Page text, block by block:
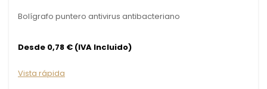
Bolígrafo puntero antivirus antibacteriano
Desde 0,78 € (IVA Incluido)
Vista rápida